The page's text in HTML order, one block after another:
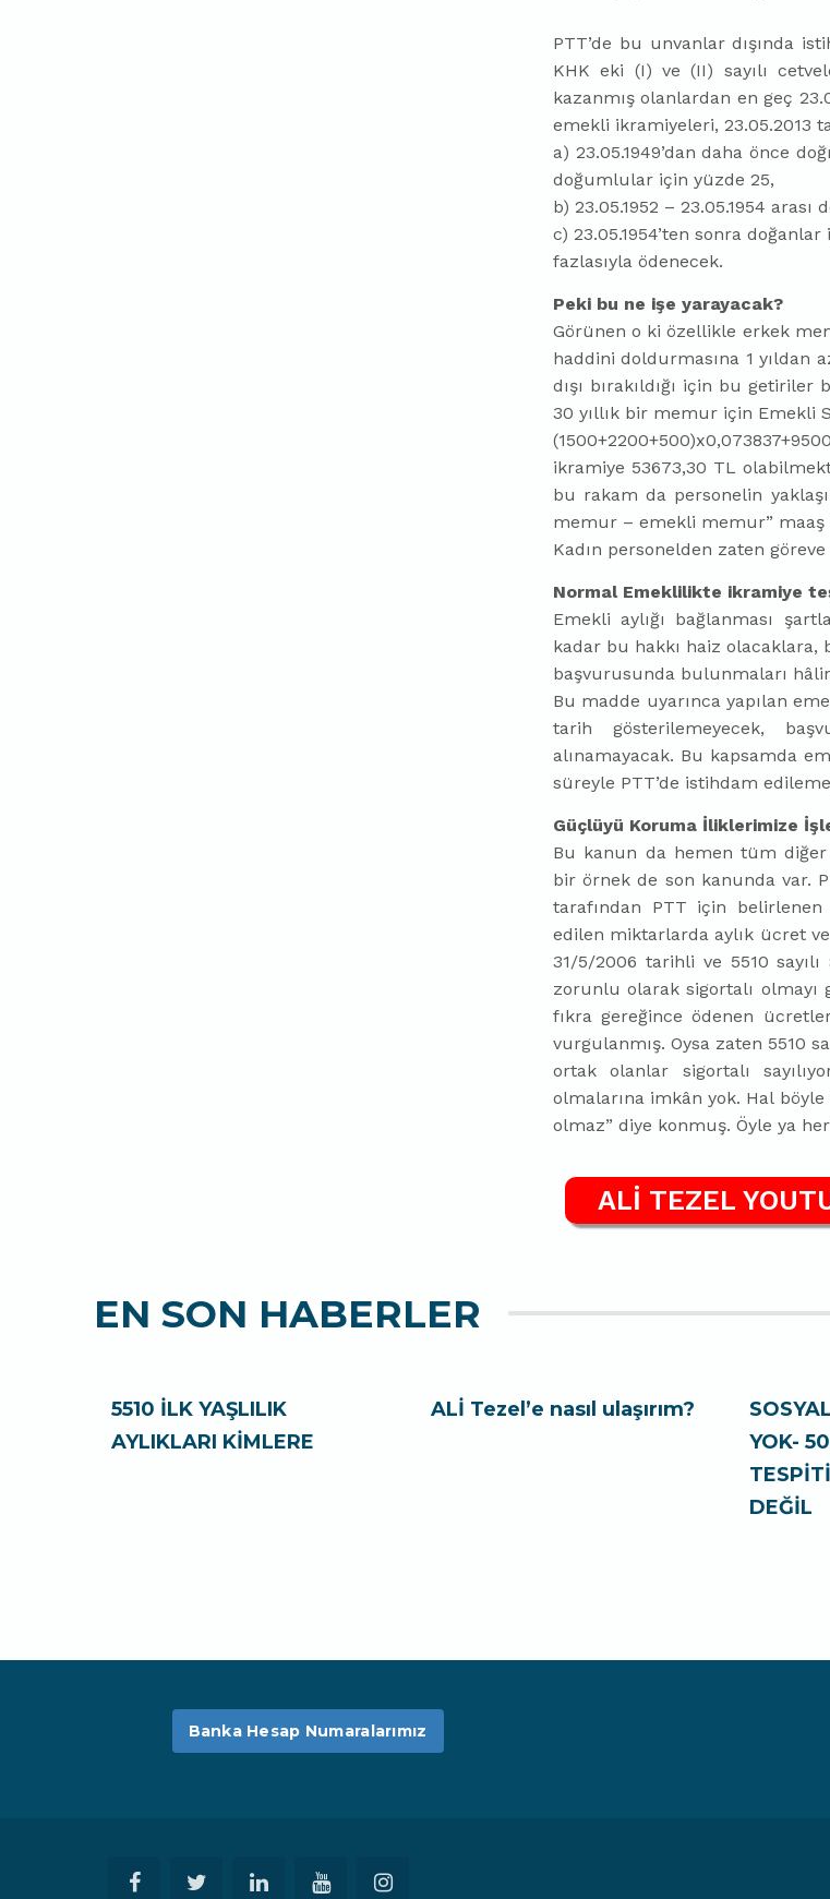
PTT’de bu unvanlar dışında
KHK eki (I) ve (II) sayılı
kazanmış olanlardan en geç
emekli ikramiyeleri, 23.05.2013
a) 23.05.1949’dan daha önce
doğumlular için yüzde 25,
b) 23.05.1952 – 23.05.1954
c) 23.05.1954’ten sonra
fazlasıyla ödenecek.
Peki bu ne işe yarayacak?
Görünen o ki özellikle erkek
haddini doldurmasına 1 yıldan
dışı bırakıldığı için bu
30 yıllık bir memur için Emekli
ikramiye 53673,30 TL
bu rakam da personelin
memur – emekli memur” maaş
Kadın personelden zaten
Normal Emeklilikte ikramiye
Emekli aylığı bağlanması
kadar bu hakkı haiz olacaklara,
başvurusunda bulunmaları
Bu madde uyarınca yapılan
tarih gösterilemeyecek,
alınamayacak. Bu kapsamda
süreyle PTT’de istihdam
Güçlüyü Koruma İliklerimize
Bu kanun da hemen tüm diğer
bir örnek de son kanunda var.
tarafından PTT için
edilen miktarlarda aylık ücret
31/5/2006 tarihli ve 5510
zorunlu olarak sigortalı
fıkra gereğince ödenen
vurgulanmış. Oysa zaten 5510
ortak olanlar sigortalı
olmalarına imkân yok. Hal
olmaz” diye konmuş. Öyle ya
ALİ TEZEL
EN SON HABERLER
5510 İLK YAŞLILIK
AYLIKLARI KİMLERE
ALİ Tezel’e nasıl ulaşırım?
YOK-
DEĞİL
Banka Hesap Numaralarımız